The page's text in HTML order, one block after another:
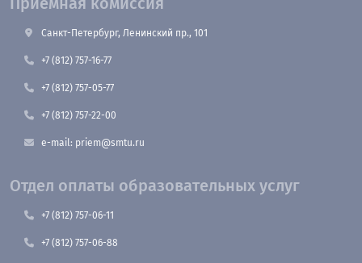
Санкт-Петербург, Ленинский пр., 101
+7 (812) 757-16-77
+7 (812) 757-05-77
+7 (812) 757-22-00
e-mail: priem@smtu.ru
Отдел оплаты образовательных услуг
+7 (812) 757-06-11
+7 (812) 757-06-88